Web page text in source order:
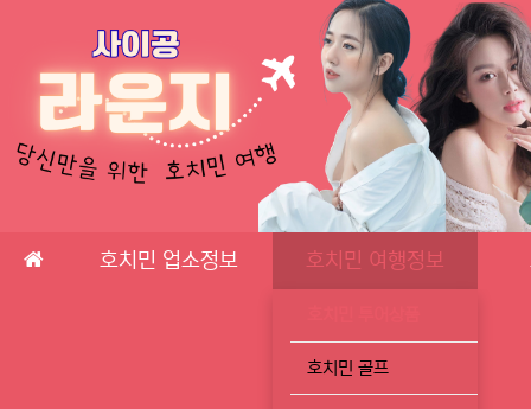
메인 메뉴호치민 업소정보 호치민 여행정보
호치민 골프